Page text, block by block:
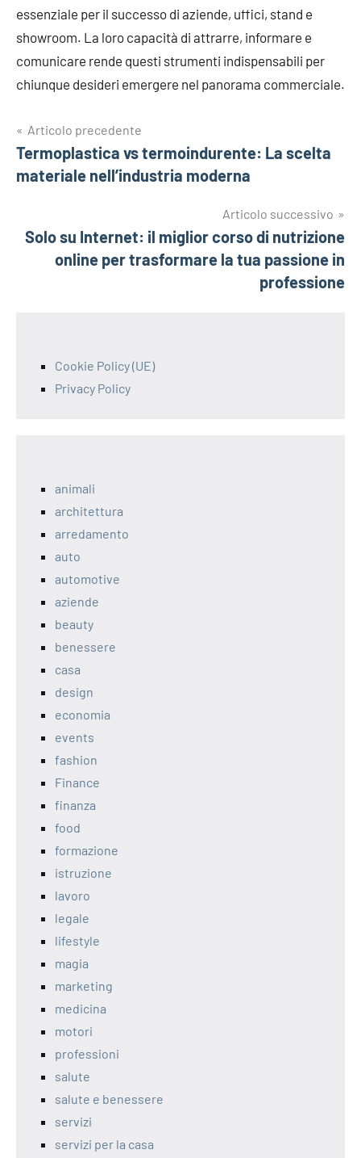
essenziale per il successo di aziende, uffici, stand e
showroom. La loro capacità di attrarre, informare e
comunicare rende questi strumenti indispensabili per
chiunque desideri emergere nel panorama commerciale.
Navigazione
articoli
Articolo precedente
Termoplastica vs termoindurente: La scelta
materiale nell’industria moderna
Articolo successivo
Solo su Internet: il miglior corso di nutrizione
online per trasformare la tua passione in
professione
Cookie Policy (UE)
Privacy Policy
animali
architettura
arredamento
auto
automotive
aziende
beauty
benessere
casa
design
economia
events
fashion
Finance
finanza
food
formazione
istruzione
lavoro
legale
lifestyle
magia
marketing
medicina
motori
professioni
salute
salute e benessere
servizi
servizi per la casa